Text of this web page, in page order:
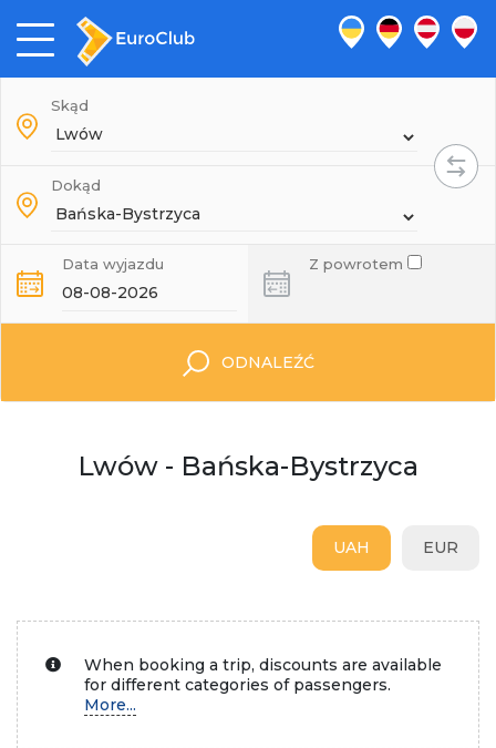
Skąd
Dokąd
Data wyjazdu Z powrotem
ODNALEŹĆ
Lwów - Bańska-Bystrzyca
EUR
UAH
When booking a trip, discounts are available
for different categories of passengers.
More...